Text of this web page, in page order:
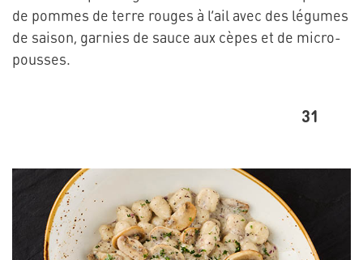
de pommes de terre rouges à l’ail avec des légumes
de saison, garnies de sauce aux cèpes et de micro-
pousses.
31